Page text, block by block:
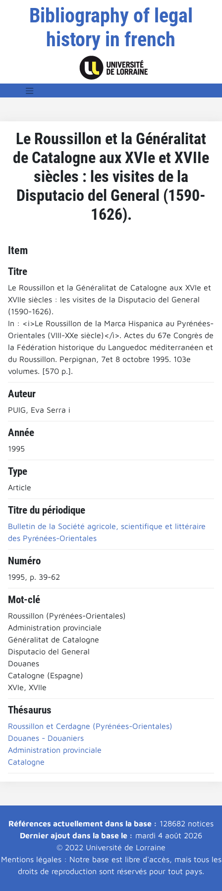
Bibliography of legal
history in french
Le Roussillon et la Généralitat
de Catalogne aux XVIe et XVIIe
siècles : les visites de la
Disputacio del General (1590-
1626).
Item
Titre
Le Roussillon et la Généralitat de Catalogne aux XVIe et
XVIIe siècles : les visites de la Disputacio del General
(1590-1626).
In : <i>Le Roussillon de la Marca Hispanica au Pyrénées-
Orientales (VIII-XXe siècle)</i>. Actes du 67e Congrès de
la Fédération historique du Languedoc méditerranéen et
du Roussillon. Perpignan, 7et 8 octobre 1995. 103e
volumes. [570 p.].
Auteur
PUIG, Eva Serra i
Année
1995
Type
Article
Titre du périodique
Bulletin de la Société agricole, scientifique et littéraire
des Pyrénées-Orientales
Numéro
1995, p. 39-62
Mot-clé
Roussillon (Pyrénées-Orientales)
Administration provinciale
Généralitat de Catalogne
Disputacio del General
Douanes
Catalogne (Espagne)
XVIe, XVIIe
Thésaurus
Roussillon et Cerdagne (Pyrénées-Orientales)
Douanes - Douaniers
Administration provinciale
Catalogne
Références actuellement dans la base : 128682 notices
Dernier ajout dans la base le : mardi 4 août 2026
© 2022 Université de Lorraine
Mentions légales : Notre base est libre d'accès, mais tous les
droits de reproduction sont réservés pour tout pays.